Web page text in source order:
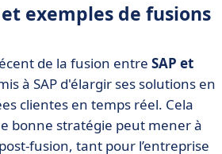
exemples de fusions
de la fusion entre SAP et
à SAP d'élargir ses solutions en
clientes en temps réel. Cela
bonne stratégie peut mener à
fusion, tant pour l’entreprise